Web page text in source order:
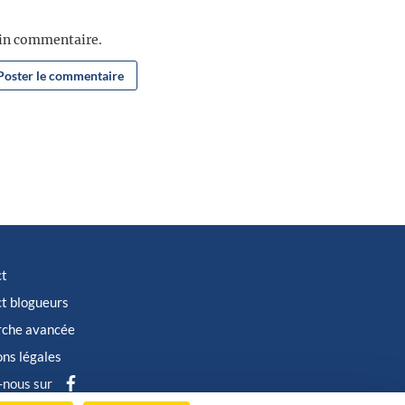
commentaire.
blogueurs
avancée
légales
sur